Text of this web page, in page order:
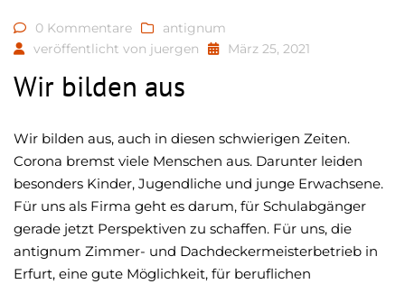
0 Kommentare
antignum
veröffentlicht von juergen März 25, 2021
Wir bilden aus
Wir bilden aus, auch in diesen schwierigen Zeiten.
Corona bremst viele Menschen aus. Darunter leiden
besonders Kinder, Jugendliche und junge Erwachsene.
Für uns als Firma geht es darum, für Schulabgänger
gerade jetzt Perspektiven zu schaffen. Für uns, die
antignum Zimmer- und Dachdeckermeisterbetrieb in
Erfurt, eine gute Möglichkeit, für beruflichen